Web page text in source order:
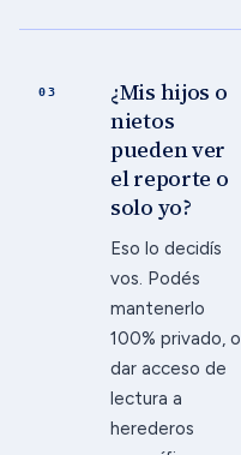
03
¿Mis hijos o
nietos
pueden ver
el reporte o
solo yo?
Eso lo decidís
vos. Podés
mantenerlo
100% privado, o
dar acceso de
lectura a
herederos